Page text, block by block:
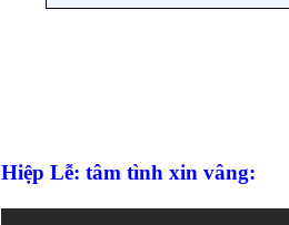
Hiệp Lễ: tâm tình xin vâng: